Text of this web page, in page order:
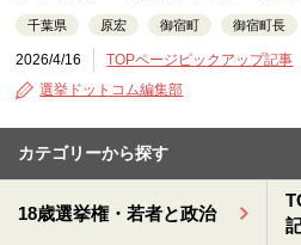
千葉県 原宏 御宿町 御宿町長
2026/4/16 TOPページピックアップ記事
選挙ドットコム編集部
カテゴリーから探す
18歳選挙権・若者と政治